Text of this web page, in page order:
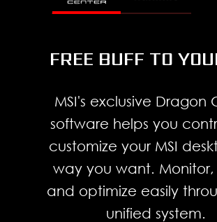
FREE BUFF TO
MSI's exclusive Dragon
software helps you
customize your MSI
way you want.
and optimize easily
unified system.